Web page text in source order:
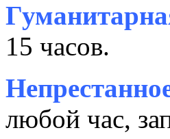
15 часов.
любой час,